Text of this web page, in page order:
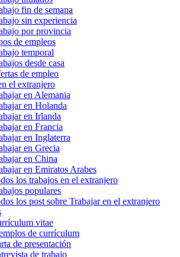
fin de semana
sin experiencia
por provincia
de empleos
temporal
desde casa
de empleo
el extranjero
en Alemania
en Holanda
en Irlanda
en Francia
en Inglaterra
en Grecia
en China
en Emiratos Arabes
los trabajos en el extranjero
populares
los post sobre Trabajar en el extranjero
vitae
de currículum
de presentación
de trabajo